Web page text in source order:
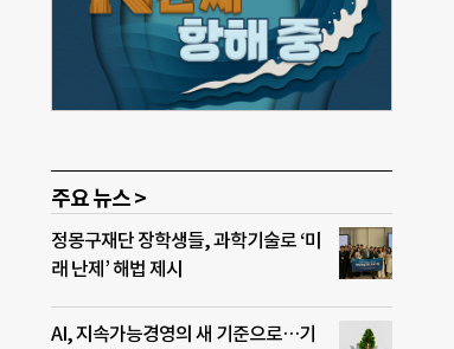
주요 뉴스 >
정몽구재단 장학생들, 과학기술로 ‘미
래 난제’ 해법 제시
AI, 지속가능경영의 새 기준으로…기